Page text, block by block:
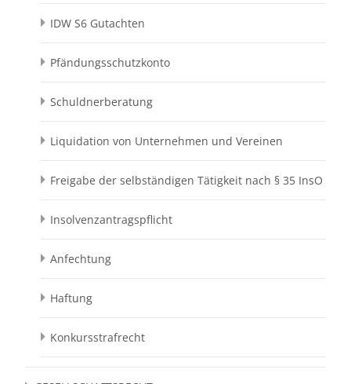
IDW S6 Gutachten
Pfändungsschutzkonto
Schuldnerberatung
Liquidation von Unternehmen und Vereinen
Freigabe der selbständigen Tätigkeit nach § 35 InsO
Insolvenzantragspflicht
Anfechtung
Haftung
Konkursstrafrecht